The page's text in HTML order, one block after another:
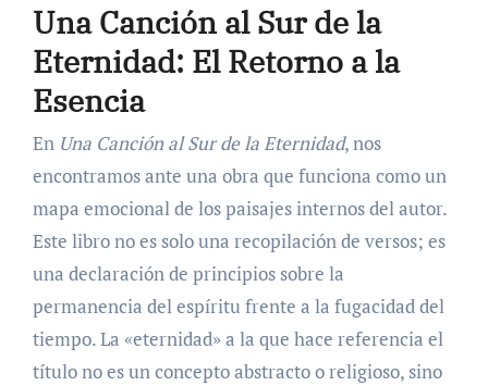
Una Canción al Sur de la
Eternidad: El Retorno a la
Esencia
En Una Canción al Sur de la Eternidad, nos
encontramos ante una obra que funciona como un
mapa emocional de los paisajes internos del autor.
Este libro no es solo una recopilación de versos; es
una declaración de principios sobre la
permanencia del espíritu frente a la fugacidad del
tiempo. La «eternidad» a la que hace referencia el
título no es un concepto abstracto o religioso, sino